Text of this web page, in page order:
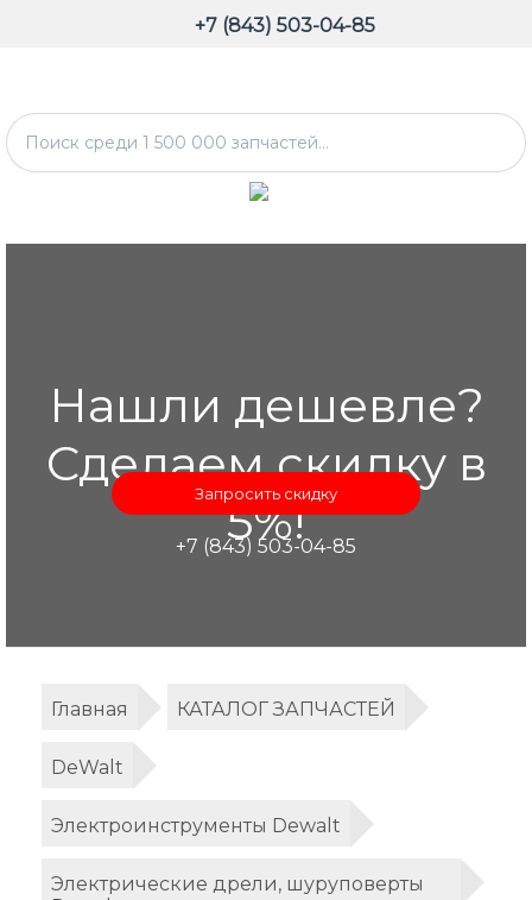
+7 (843) 503-04-85
Нашли дешевле?
Сделаем скидку в
5%!
Запросить скидку
+7 (843) 503-04-85
Главная КАТАЛОГ ЗАПЧАСТЕЙ
DeWalt
Электроинструменты Dewalt
Электрические дрели, шуруповерты